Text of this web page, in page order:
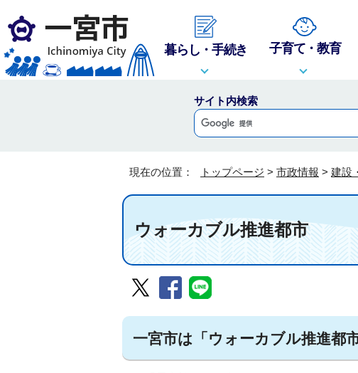
暮らし・手続き 子育て・教育
サイト内検索
現在の位置： トップページ > 市政情報 > 建設
ウォーカブル推進都市
一宮市は「ウォーカブル推進都